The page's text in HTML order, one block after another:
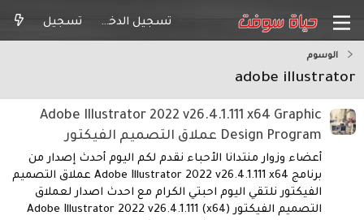
تسجيل الدخول تسجيل
الوسوم
adobe illustrator
Adobe Illustrator 2022 v26.4.1.111 x64 Graphic
Design Program عملاق التصميم الفيكتور
أعضاء وزوار منتدانا الأحباء نقدم لكم اليوم أحدث إصدار من
برنامج Adobe Illustrator 2022 v26.4.1.111 x64 عملاق التصميم
الفيكتور نلتقي اليوم احبتي الكرام مع احدث اصدار لعملاق
التصميم الفيكتور Adobe Illustrator 2022 v26.4.1.111 (x64)